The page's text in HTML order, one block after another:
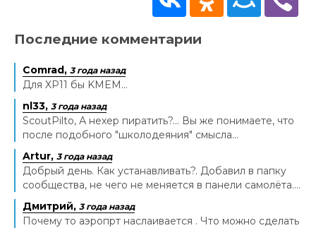
Последние комментарии
Comrad, 3 года назад
Для XP11 бы KMEM...
nl33, 3 года назад
ScoutPilto, А нехер пиратить?... Вы же понимаете, что
после подобного "школодеяния" смысла...
Artur, 3 года назад
Добрый день. Как устанавливать?. Добавил в папку
сообщества, не чего не меняется в панели самолёта....
Дмитрий, 3 года назад
Почему то аэропрт наслаивается . Что можно сделать